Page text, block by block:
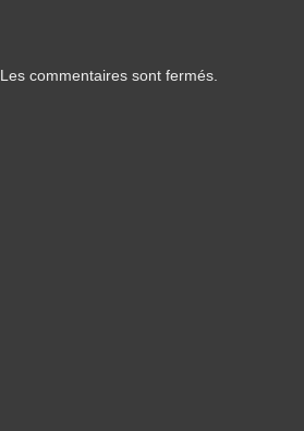
Les commentaires sont fermés.